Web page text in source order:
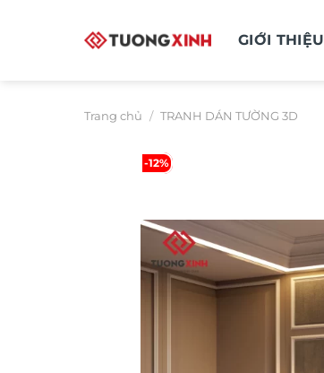
GIỚI THIỆU
Trang chủ / TRANH DÁN TƯỜNG 3D
-12%